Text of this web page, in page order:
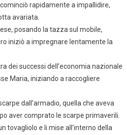
rapidamente a impallidire,
avariata.
posando la tazza sul mobile,
iniziò a impregnare lentamente la
dei successi dell’economia nazionale
Maria, iniziando a raccogliere
dall’armadio, quella che aveva
aver comprato le scarpe primaverili.
tovagliolo e li mise all’interno della